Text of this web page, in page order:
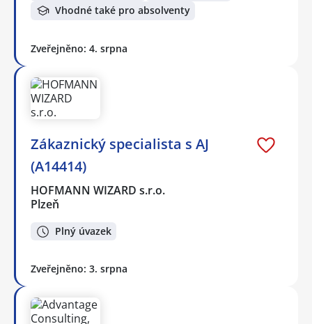
Vhodné také pro absolventy
Zveřejněno: 4. srpna
Zákaznický specialista s AJ
(A14414)
HOFMANN WIZARD s.r.o.
Plzeň
Plný úvazek
Zveřejněno: 3. srpna